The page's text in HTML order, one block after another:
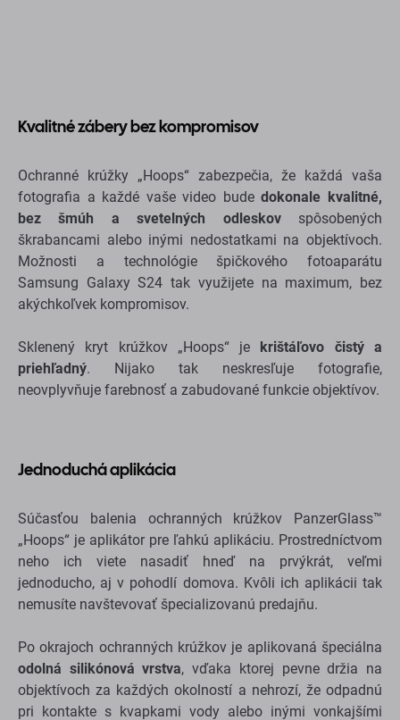
Kvalitné zábery bez kompromisov
Ochranné krúžky „Hoops“ zabezpečia, že každá vaša
fotografia a každé vaše video budedokonale kvalitné,
bez šmúh a svetelných odleskovspôsobených
škrabancami alebo inými nedostatkami na objektívoch.
Možnosti a technológie špičkového fotoaparátu
Samsung Galaxy S24 tak využijete na maximum, bez
akýchkoľvek kompromisov.
Sklenený kryt krúžkov „Hoops“ je
krištáľovo čistý a
priehľadný. Nijako tak neskresľuje fotografie,
neovplyvňuje farebnosť a zabudované funkcie objektívov.
Jednoduchá aplikácia
Súčasťou balenia ochranných krúžkov PanzerGlass™
„Hoops“ je aplikátor pre ľahkú aplikáciu. Prostredníctvom
neho ich viete nasadiť hneď na prvýkrát, veľmi
jednoducho, aj v pohodlí domova. Kvôli ich aplikácii tak
nemusíte navštevovať špecializovanú predajňu.
Po okrajoch ochranných krúžkov je aplikovaná špeciálna
odolná silikónová vrstva, vďaka ktorej pevne držia na
objektívoch za každých okolností a nehrozí, že odpadnú
pri kontakte s kvapkami vody alebo inými vonkajšími